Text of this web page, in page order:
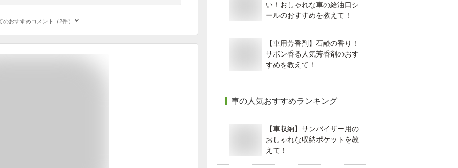
のおすすめコメント（2件）
い！おしゃれな車の給油口シ
ールのおすすめを教えて！
【車用芳香剤】石鹸の香り！
サボン香る人気芳香剤のおす
すめを教えて！
車の人気おすすめランキング
【車収納】サンバイザー用の
おしゃれな収納ポケットを教
えて！